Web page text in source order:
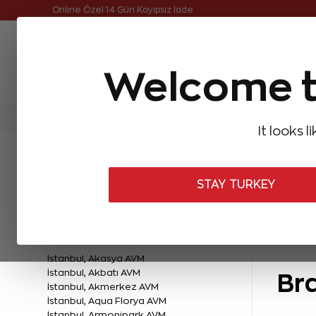
Welcome
It looks
STAY TURKEY
Online Özel Ücretsiz ve Sigortalı Teslimat
Aynı Gün Kargo Çok Satanlar
Mağazalar
İstanbul, Akasya AVM
İstanbul, Akbatı AVM
İstanbul, Akmerkez AVM
İstanbul, Aqua Florya AVM